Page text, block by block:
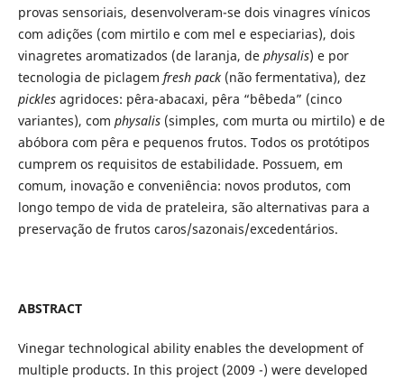
provas sensoriais, desenvolveram-se dois vinagres vínicos
com adições (com mirtilo e com mel e especiarias), dois
vinagretes aromatizados (de laranja, de physalis) e por
tecnologia de piclagem fresh pack(não fermentativa), dez
picklesagridoces: pêra-abacaxi, pêra “bêbeda” (cinco
variantes), com physalis(simples, com murta ou mirtilo) e de
abóbora com pêra e pequenos frutos. Todos os protótipos
cumprem os requisitos de estabilidade. Possuem, em
comum, inovação e conveniência: novos produtos, com
longo tempo de vida de prateleira, são alternativas para a
preservação de frutos caros/sazonais/excedentários.
ABSTRACT
Vinegar technological ability enables the development of
multiple products. In this project (2009 -) were developed